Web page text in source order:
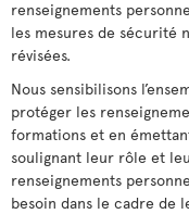
renseignements
les mesures de sécurité
révisées.
Nous sensibilisons
protéger les
formations et en
soulignant leur rôle et
renseignements
besoin dans le cadre de